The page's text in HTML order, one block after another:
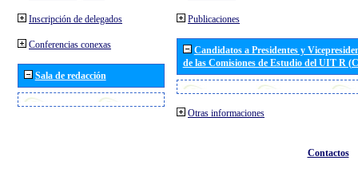
Inscripción de delegados
Conferencias conexas
Sala de redacción
Publicaciones
Candidatos a Presidentes y
de las Comisiones de Estudio del UIT R
Otras informaciones
Contactos